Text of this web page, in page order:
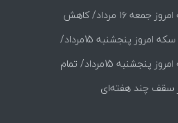
قیمت طلا و سکه امروز جمعه ۱۶ مرداد/ کاهش
جزییات
قیمت طلا، دلار و سکه امروز پنجشنبه 15مرداد/
+ جدول
قیمت طلا و سکه امروز پنجشنبه 15مرداد/ تمام
+ جدول
سقف چند هفته‌ای